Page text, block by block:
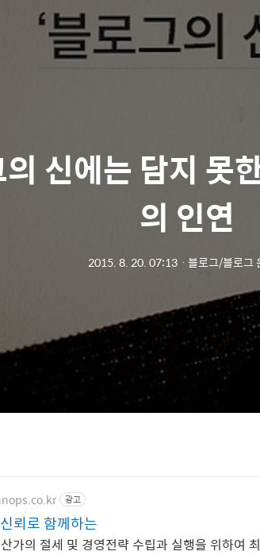
신에는 담지 못
의 인연
2015. 8. 20. 07:13ㆍ 블로그/블로그
광고
뢰로 함께하는
가의 절세 및 경영전략 수립과 실행을 위하여